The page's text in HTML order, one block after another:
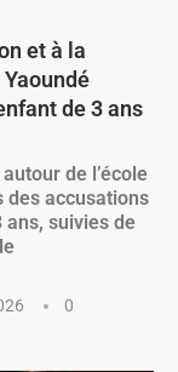
et à la
de 3 ans
de l’école
des accusations
suivies de
0